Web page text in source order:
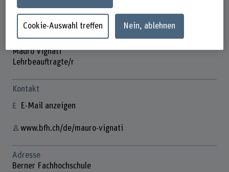
Mauro Vignati
Lehrbeauftragte/r
Kontakt
E-Mail anzeigen
www.bfh.ch/de/mauro-vignati
Adresse
Berner Fachhochschule
Cookie-Auswahl treffen Nein, ablehnen